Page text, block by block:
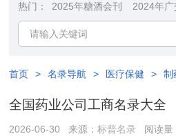
热门： 2025年糖酒会刊 2024年广
首页 > 名录导航 > 医疗保健 > 制
全国药业公司工商名录大全
2026-06-30 来源：标普名录 阅读量